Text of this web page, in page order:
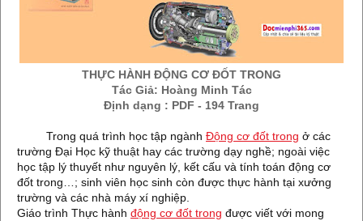
THỰC HÀNH ĐỘNG CƠ ĐỐT TRONG
Tác Giả: Hoàng Minh Tác
Định dạng : PDF - 194 Trang
Trong quá trình học tập ngành Động cơ đốt trong ở các
trường Đại Học kỹ thuật hay các trường dạy nghề; ngoài việc
học tập lý thuyết như nguyên lý, kết cấu và tính toán động cơ
đốt trong…; sinh viên học sinh còn được thực hành tại xưởng
trường và các nhà máy xí nghiệp.
Giáo trình Thực hành động cơ đốt trong được viết với mong